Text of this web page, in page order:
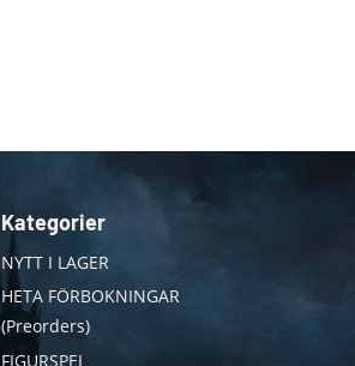
Kategorier
NYTT I LAGER
HETA FÖRBOKNINGAR
(Preorders)
FIGURSPEL